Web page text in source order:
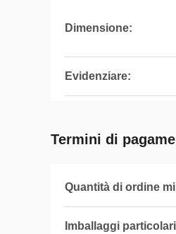
Dimensione:
Evidenziare:
Termini di
Quantità di ordine
Imballaggi particolari